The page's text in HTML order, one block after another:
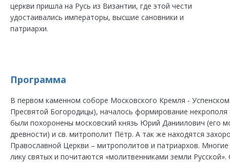
церкви пришла на Русь из Византии, где этой чести
удостаивались императоры, высшие сановники и
патриархи.
Программа
В первом каменном соборе Московского Кремля -
Пресвятой Богородицы), началось формирование некрополя
были похоронены московский князь Юрий Даниилович (его
древности) и св. митрополит Пётр. А так же находятся
Православной Церкви – митрополитов и патриархов. Многие
лику святых и почитаются «молитвенниками земли Русской».